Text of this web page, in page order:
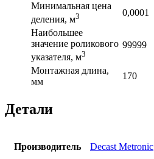
Минимальная цена
деления, м3
0,0001
Наибольшее
значение роликового
указателя, м3
99999
Монтажная длина,
мм
170
Детали
Производитель Decast Metronic